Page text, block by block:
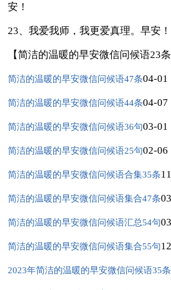
安！
23、我爱我师，我更爱真理。早安！
【简洁的温暖的早安微信问候语23
简洁的温暖的早安微信问候语47条04-01
简洁的温暖的早安微信问候语44条04-07
简洁的温暖的早安微信问候语36句03-01
简洁的温暖的早安微信问候语25句02-06
简洁的温暖的早安微信问候语合集35条
简洁的温暖的早安微信问候语集合47条
简洁的温暖的早安微信问候语汇总54句
简洁的温暖的早安微信问候语集合55句
2023年简洁的温暖的早安微信问候语35条